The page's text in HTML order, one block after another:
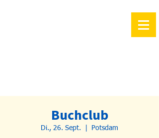
Buchclub
Di., 26. Sept. Potsdam